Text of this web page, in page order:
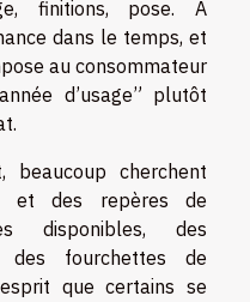
finitions, pose. À
dans le temps, et
au consommateur
d’usage” plutôt
beaucoup cherchent
et des repères de
disponibles, des
fourchettes de
que certains se